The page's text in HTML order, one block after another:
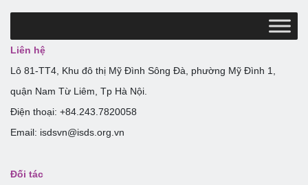
Liên hệ
Lô 81-TT4, Khu đô thị Mỹ Đình Sông Đà, phường Mỹ Đình 1,
quận Nam Từ Liêm, Tp Hà Nội.
Điện thoại: +84.243.7820058
Email: isdsvn@isds.org.vn
Đối tác